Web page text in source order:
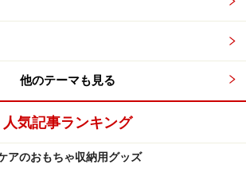
他のテーマも見る
人気記事ランキング
アのおもちゃ収納用グッズ